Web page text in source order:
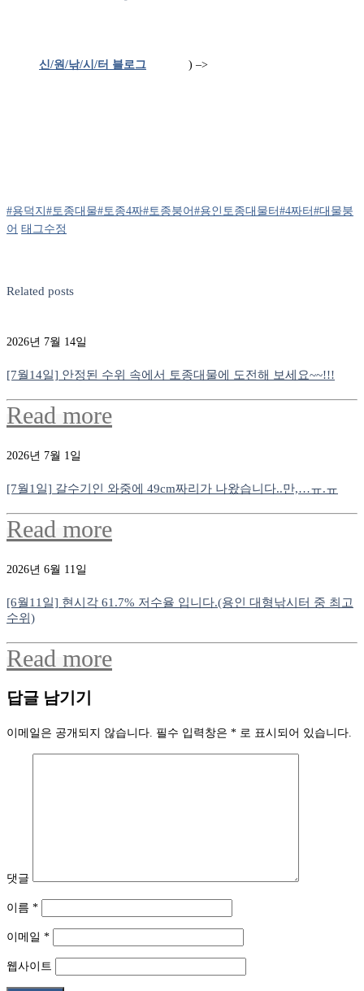
신/원/낚/시/터 블로그 ) –>
#용덕지 #토종대물#토종4짜#토종붕어 #용인토종대물터 #4짜터 #대물붕
어 태그수정
Related posts
2026년 7월 14일
[7월14일] 안정된 수위 속에서 토종대물에 도전해 보세요~~!!!
Read more
2026년 7월 1일
[7월1일] 갈수기인 와중에 49cm짜리가 나왔습니다..만,…ㅠ.ㅠ
Read more
2026년 6월 11일
[6월11일] 현시각 61.7% 저수율 입니다.(용인 대형낚시터 중 최고
수위)
Read more
답글 남기기
이메일은 공개되지 않습니다. 필수 입력창은 * 로 표시되어 있습니다.
댓글
이름 *
이메일 *
웹사이트